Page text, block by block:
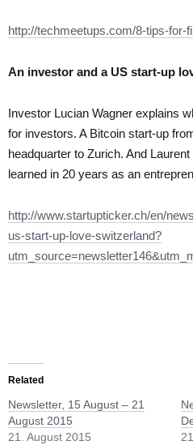
http://techmeetups.com/8-tips-
An investor and a US start-up
Investor Lucian Wagner explains
for investors. A Bitcoin start-up
headquarter to Zurich. And
learned in 20 years as an
http://www.startupticker.ch/en/
us-start-up-love-switzerland?
Related
Newsletter, 15 August – 21
August 2015
21. August 2015